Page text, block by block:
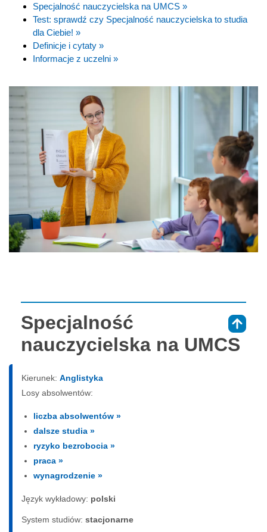
Specjalność nauczycielska na UMCS »
Test: sprawdź czy Specjalność nauczycielska to studia
dla Ciebie! »
Definicje i cytaty »
Informacje z uczelni »
Specjalność
nauczycielska na UMCS
Kierunek: Anglistyka
Losy absolwentów:
liczba absolwentów »
dalsze studia »
ryzyko bezrobocia »
praca »
wynagrodzenie »
Język wykładowy: polski
System studiów: sta­cjo­nar­ne